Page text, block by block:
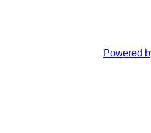
Powered